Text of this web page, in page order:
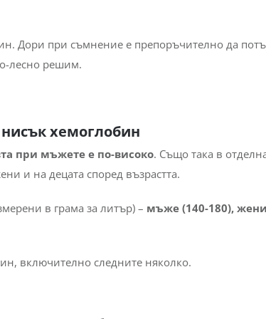
Дори при съмнение е препоръчително да
лесно решим.
хемоглобин
и на децата според възрастта.
в грама за литър) –